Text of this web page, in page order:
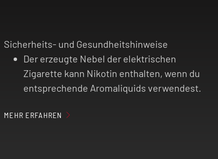
Sicherheits- und Gesundheitshinweise
Der erzeugte Nebel der elektrischen
Zigarette kann Nikotin enthalten, wenn du
entsprechende Aromaliquids verwendest.
Personen unter 18 Jahren, Nichtraucher,
MEHR ERFAHREN